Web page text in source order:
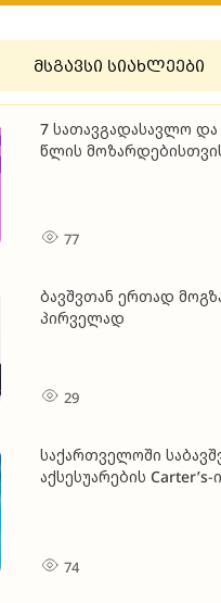
მსგავსი სიახლეები
7 სათავგადასავლო
წლის
77
ბავშვთან ერთად
პირველად
29
საქართველოში
აქსესუარების
74